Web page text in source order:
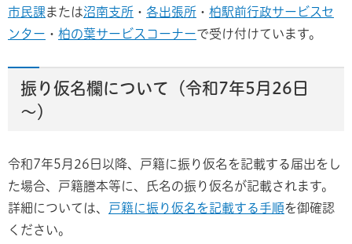
市民課または沼南支所 ・ 各出張所 ・ 柏駅前行政サービスセ
ンター ・ 柏の葉サービスコーナーで受け付けています。
振り仮名欄について（令和7年5月26日
～）
令和7年5月26日以降、戸籍に振り仮名を記載する届出をし
た場合、戸籍謄本等に、氏名の振り仮名が記載されます。
詳細については、
戸籍に振り仮名を記載する手順を御確認
ください。